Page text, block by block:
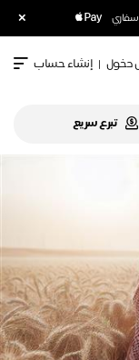
| إنشاء حساب
تبرع سريع